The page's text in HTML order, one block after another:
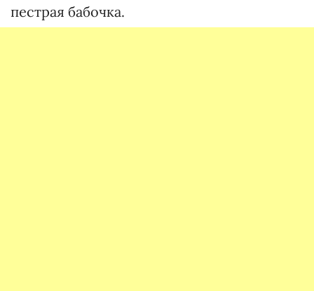
пестрая бабочка.